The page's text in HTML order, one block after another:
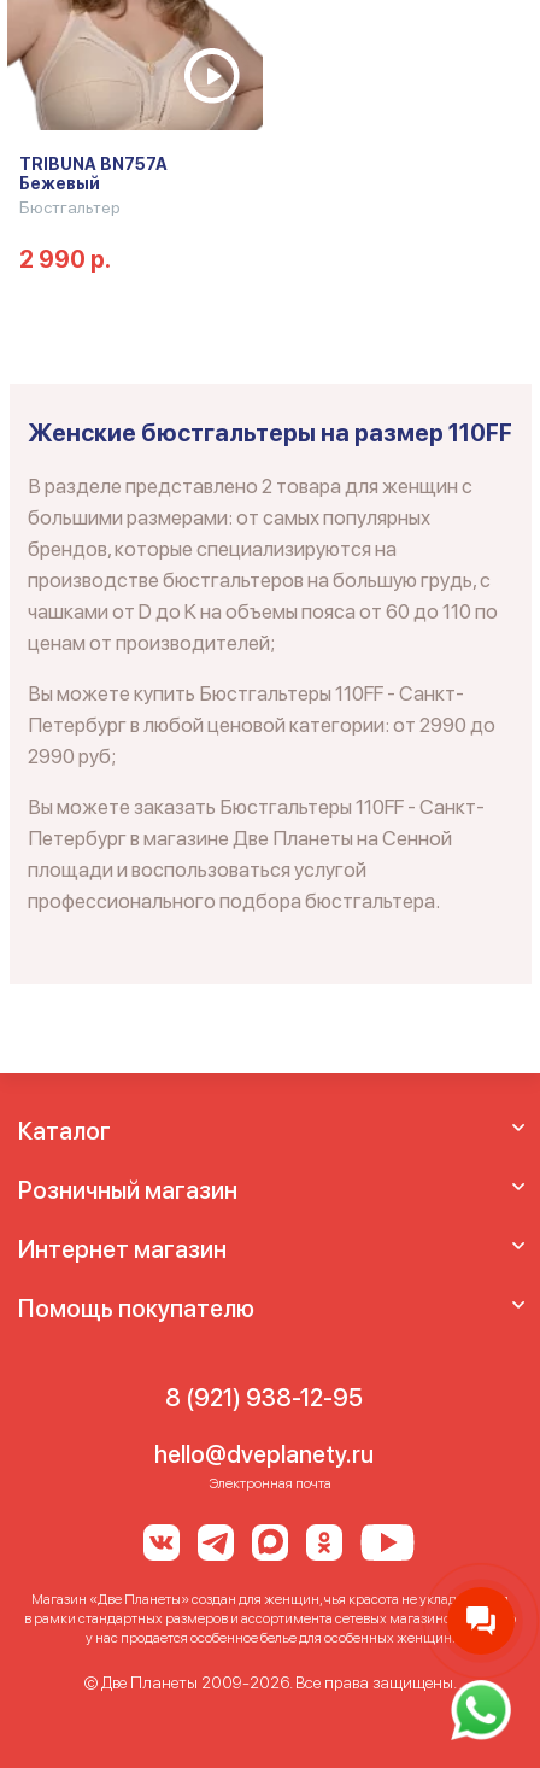
TRIBUNA BN757A
Бежевый
Бюстгальтер
2 990 р.
Женские бюстгальтеры на размер 110FF
В разделе представлено 2 товара для женщин с
большими размерами: от самых популярных
брендов, которые специализируются на
производстве бюстгальтеров на большую грудь, с
чашками от D до K на объемы пояса от 60 до 110 по
ценам от производителей;
Вы можете купить Бюстгальтеры 110FF - Санкт-
Петербург в любой ценовой категории: от 2990 до
2990 руб;
Вы можете заказать Бюстгальтеры 110FF - Санкт-
Петербург в магазине Две Планеты на Сенной
площади и воспользоваться услугой
профессионального подбора бюстгальтера.
Каталог
Розничный магазин
Интернет магазин
Помощь покупателю
8 (921) 938-12-95
hello@dveplanety.ru
Электронная почта
Магазин «Две Планеты» создан для женщин, чья красота не укладывается
в рамки стандартных размеров и ассортимента сетевых магазинов. Именно
у нас продается особенное белье для особенных женщин!
© Две Планеты 2009-2026. Все права защищены.